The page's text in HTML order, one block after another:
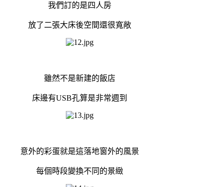
我們訂的是四人房
放了二張大床後空間還很寬敞
雖然不是新建的飯店
床邊有USB孔算是非常週到
意外的彩蛋就是這落地窗外的風景
每個時段變換不同的景緻